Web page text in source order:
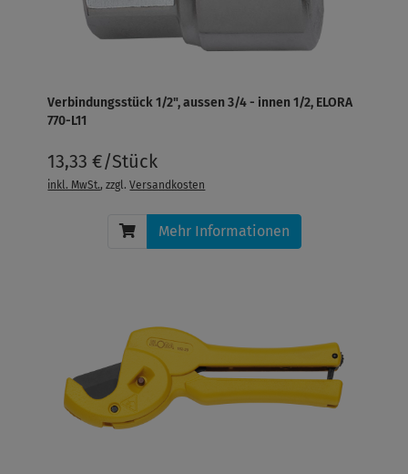
Verbindungsstück 1/2", aussen 3/4 - innen 1/2, ELORA
770-L11
13,33 €/Stück
inkl. MwSt., zzgl.Versandkosten
Mehr Informationen